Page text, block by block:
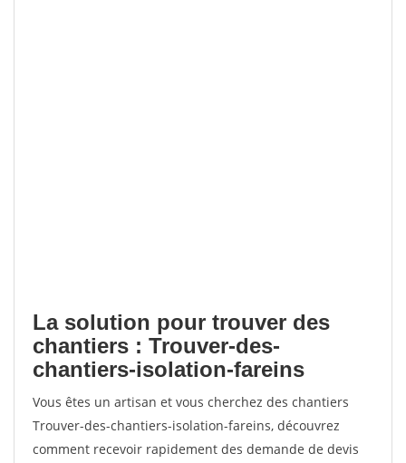
La solution pour trouver des
chantiers : Trouver-des-
chantiers-isolation-fareins
Vous êtes un artisan et vous cherchez des chantiers
Trouver-des-chantiers-isolation-fareins, découvrez
comment recevoir rapidement des demande de devis